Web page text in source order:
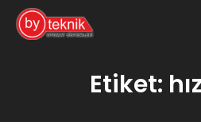
Etiket: